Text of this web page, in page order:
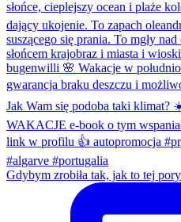
Gdybym zrobiła tak, jak to tej